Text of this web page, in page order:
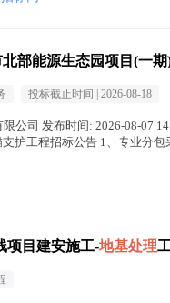
部能源生态园项目(一
投标截止时间 | 2026-08-18
公司 发布时间: 2026-08-07
护工程招标公告 1、专业分包
项目建安施工-地基处理